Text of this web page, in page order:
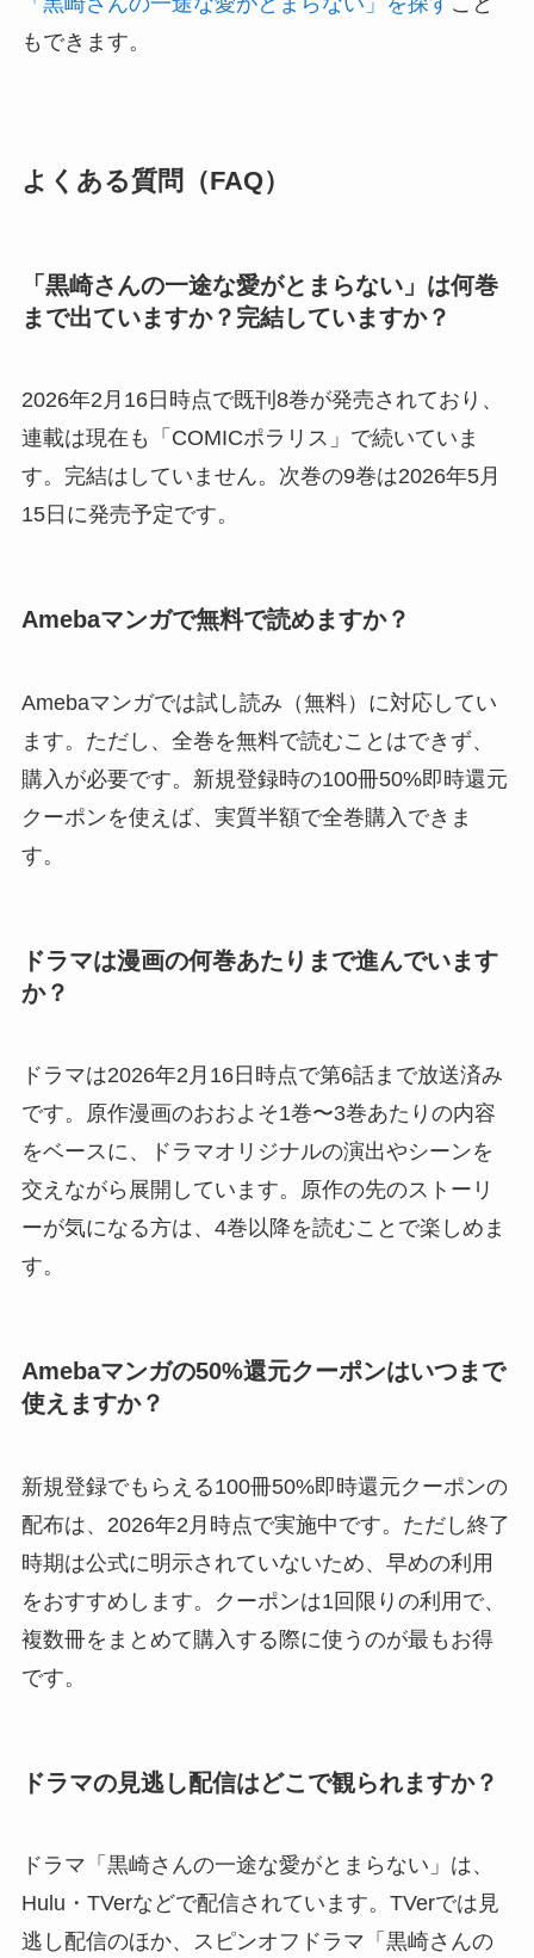
もできます。
よくある質問（FAQ）
「黒崎さんの一途な愛がとまらない」は何巻
まで出ていますか？完結していますか？
2026年2月16日時点で既刊8巻が発売されており、
連載は現在も「COMICポラリス」で続いていま
す。完結はしていません。次巻の9巻は2026年5月
15日に発売予定です。
Amebaマンガで無料で読めますか？
Amebaマンガでは試し読み（無料）に対応してい
ます。ただし、全巻を無料で読むことはできず、
購入が必要です。新規登録時の100冊50%即時還元
クーポンを使えば、実質半額で全巻購入できま
す。
ドラマは漫画の何巻あたりまで進んでいます
か？
ドラマは2026年2月16日時点で第6話まで放送済み
です。原作漫画のおおよそ1巻〜3巻あたりの内容
をベースに、ドラマオリジナルの演出やシーンを
交えながら展開しています。原作の先のストーリ
ーが気になる方は、4巻以降を読むことで楽しめま
す。
Amebaマンガの50%還元クーポンはいつまで
使えますか？
新規登録でもらえる100冊50%即時還元クーポンの
配布は、2026年2月時点で実施中です。ただし終了
時期は公式に明示されていないため、早めの利用
をおすすめします。クーポンは1回限りの利用で、
複数冊をまとめて購入する際に使うのが最もお得
です。
ドラマの見逃し配信はどこで観られますか？
ドラマ「黒崎さんの一途な愛がとまらない」は、
Hulu・TVerなどで配信されています。TVerでは見
逃し配信のほか、スピンオフドラマ「黒崎さんの